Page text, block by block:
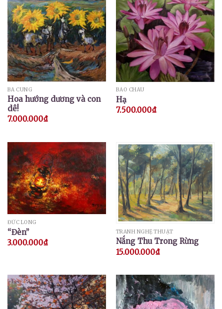
BÁ CUNG
Hoa hướng dương và con
dê!
7.000.000₫
BẢO CHÂU
Hạ
7.500.000₫
ĐỨC LONG
“Đèn”
3.000.000₫
TRANH NGHỆ THUẬT
Nắng Thu Trong Rừng
15.000.000₫